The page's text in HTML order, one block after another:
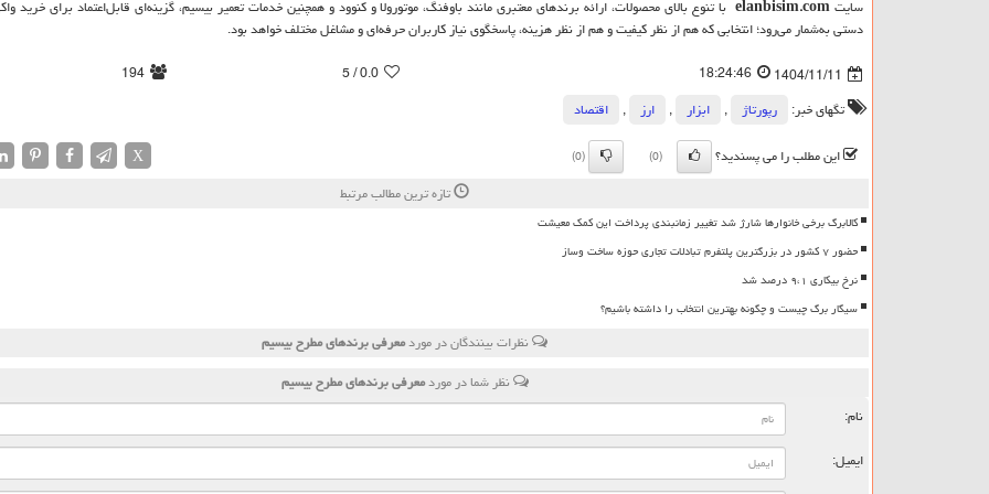
سایتelanbisim.comبا تنوع بالای محصولات، ارائه برندهای معتبری مانند باوفنگ، موتورولا و کنوود و همچنین خدمات تعمیر بیسیم، گزینه‌ای قابل‌اعتماد برای خرید
دستی به‌شمار می‌رود؛ انتخابی که هم از نظر کیفیت و هم از نظر هزینه، پاسخگوی نیاز کاربران حرفه‌ای و مشاغل مختلف خواهد بود.
1404/11/11
18:24:46
0.0
/ 5
194
تگهای خبر:
رپورتاژ , ابزار , ارز ,
اقتصاد
این مطلب را می پسندید؟
(0)
(0)
X
تازه ترین مطالب مرتبط
کالابرگ برخی خانوارها شارژ شد تغییر زمانبندی پرداخت این کمک معیشت
حضور ۷ کشور در بزرگترین پلتفرم تبادلات تجاری حوزه ساخت وساز
نرخ بیکاری ۹،۱ درصد شد
سیگار برگ چیست و چگونه بهترین انتخاب را داشته باشیم؟
نظرات بینندگان در موردمعرفی برندهای مطرح بیسیم
نظر شما در موردمعرفی برندهای مطرح بیسیم
نام:
ایمیل: